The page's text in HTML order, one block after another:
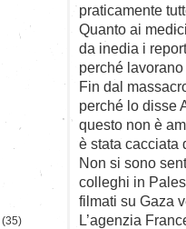
praticamente
Quanto ai
da inedia i
perché
Fin dal
perché lo disse
questo non è
è stata cacciata
Non si sono
colleghi in
filmati su Gaza
L’agenzia
(35)